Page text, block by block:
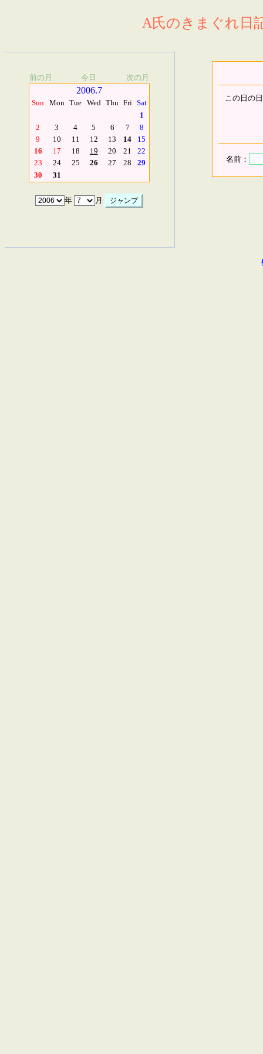
A氏のきまぐれ日
前の月 今日 次の月
2006.7
Sun Mon Tue Wed Thu Fri Sat
1
2
3 4 5 6 7
8
9
10 11 12 13 14
15
16
17 18 19 20 21
22
23
24 25 26 27 28
29
30
31
年 月
この日の
名前：